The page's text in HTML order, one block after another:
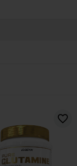
favorite_border